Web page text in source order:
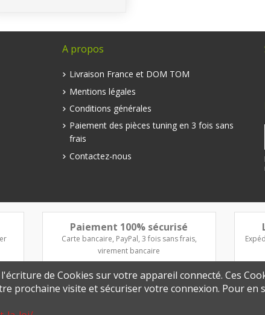
A propos
Livraison France et DOM TOM
Mentions légales
Conditions générales
Paiement des pièces tuning en 3 fois sans
frais
Contactez-nous
Paiement 100% sécurisé
Carte bancaire, PayPal, 3 fois sans frais,
virement bancaire
de Cookies sur votre appareil connecté. Ces
prochaine visite et sécuriser votre connexion. Pour en